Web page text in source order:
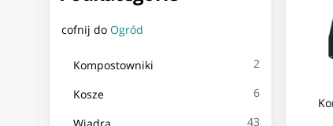
cofnij do Ogród
Kompostowniki 2
Kosze 6
Wiadra 43